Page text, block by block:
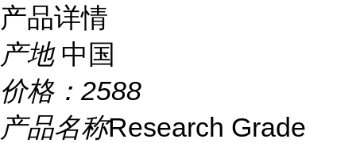
产品详情
产地 中国
价格： 2588
产品名称Research Grade